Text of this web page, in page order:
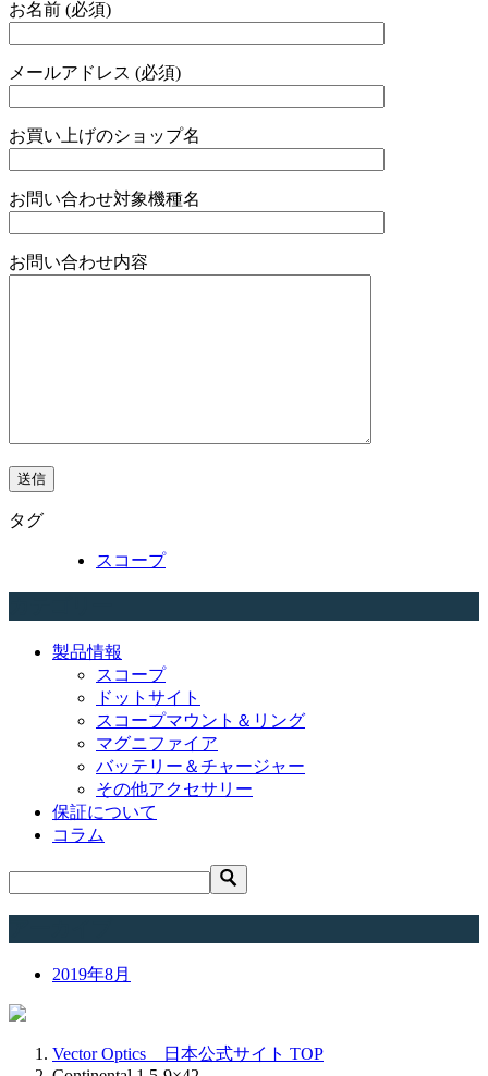
お名前 (必須)
メールアドレス (必須)
お買い上げのショップ名
お問い合わせ対象機種名
お問い合わせ内容
タグ
スコープ
製品情報
スコープ
ドットサイト
スコープマウント＆リング
マグニファイア
バッテリー＆チャージャー
その他アクセサリー
保証について
コラム
2019年8月
Vector Optics 日本公式サイト TOP